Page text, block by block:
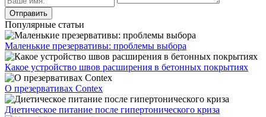
Популярные статьи
Маленькие презервативы: проблемы выбора
Какое устройство швов расширения в бетонных покрытиях
О презервативах Contex
Диетическое питание после гипертонического криза